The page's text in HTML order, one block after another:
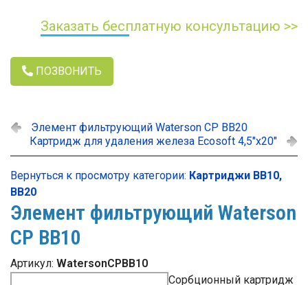
Заказать бесплатную консультацию >>
ПОЗВОНИТЬ
Элемент фильтрующий Waterson CP BB20
Картридж для удаления железа Ecosoft 4,5"х20"
Вернуться к просмотру категории: Картриджи ВВ10,
ВВ20
Элемент фильтрующий Waterson
CP BB10
Артикул: WatersonCPBB10
Сорбционный картридж